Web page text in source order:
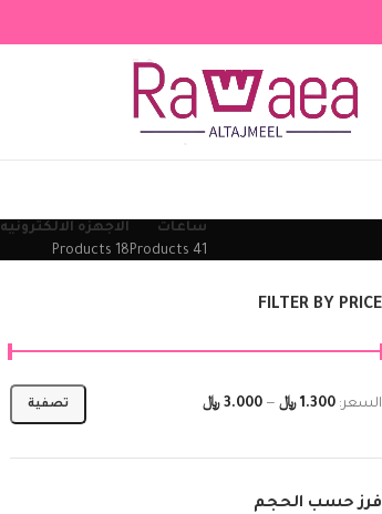
ساعات
41 Products
الاجهزه الالكترونيه
18 Products
FILTER BY PRICE
تصفية السعر: 1.300 ﷼ — 3.000 ﷼
فرز حسب الحجم